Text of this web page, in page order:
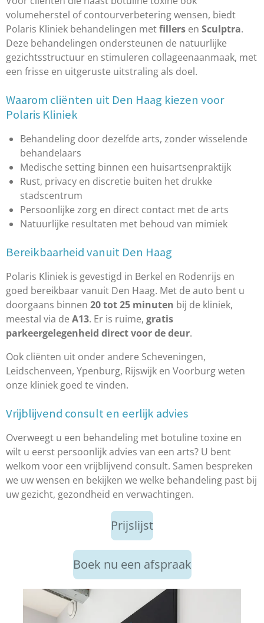
volumeherstel of contourverbetering wensen, biedt
Polaris Kliniek behandelingen metfillers en Sculptra.
Deze behandelingen ondersteunen de natuurlijke
gezichtsstructuur en stimuleren collageenaanmaak, met
een frisse en uitgeruste uitstraling als doel.
Waarom cliënten uit Den Haag kiezen voor
Polaris Kliniek
Behandeling door dezelfde arts, zonder wisselende
behandelaars
Medische setting binnen een huisartsenpraktijk
Rust, privacy en discretie buiten het drukke
stadscentrum
Persoonlijke zorg en direct contact met de arts
Natuurlijke resultaten met behoud van mimiek
Bereikbaarheid vanuit Den Haag
Polaris Kliniek is gevestigd in Berkel en Rodenrijs en
goed bereikbaar vanuit Den Haag. Met de auto bent u
doorgaans binnen 20 tot 25 minuten bij de kliniek,
meestal via de A13. Er is ruime, gratis
parkeergelegenheid direct voor de deur.
Ook cliënten uit onder andere Scheveningen,
Leidschenveen, Ypenburg, Rijswijk en Voorburg weten
onze kliniek goed te vinden.
Vrijblijvend consult en eerlijk advies
Overweegt u een behandeling met botuline toxine en
wilt u eerst persoonlijk advies van een arts? U bent
welkom voor een vrijblijvend consult. Samen bespreken
we uw wensen en bekijken we welke behandeling past bij
uw gezicht, gezondheid en verwachtingen.
Prijslijst
Boek nu een afspraak